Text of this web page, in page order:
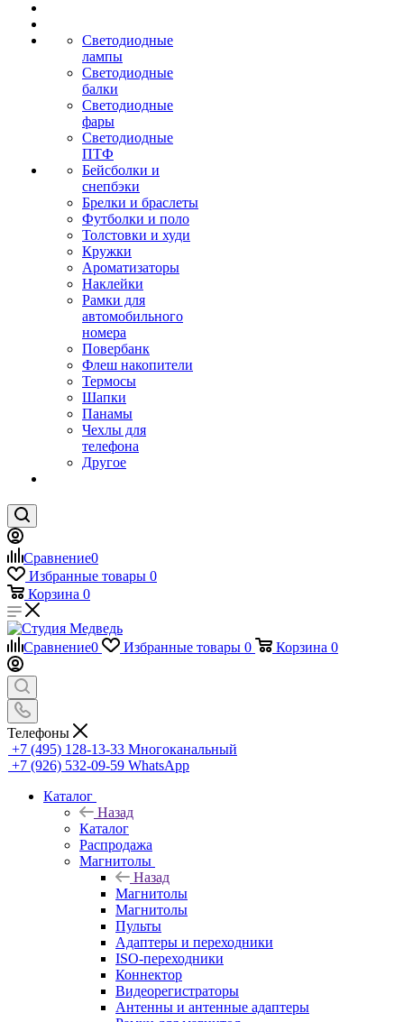
Светодиодные
лампы
Светодиодные
балки
Светодиодные
фары
Светодиодные
ПТФ
Бейсболки и
снепбэки
Брелки и браслеты
Футболки и поло
Толстовки и худи
Кружки
Ароматизаторы
Наклейки
Рамки для
автомобильного
номера
Повербанк
Флеш накопители
Термосы
Шапки
Панамы
Чехлы для
телефона
Другое
Сравнение0
Избранные товары 0
Корзина 0
Сравнение0 Избранные товары 0 Корзина 0
Телефоны
+7 (495) 128-13-33 Многоканальный
+7 (926) 532-09-59 WhatsApp
Каталог
Назад
Каталог
Распродажа
Магнитолы
Назад
Магнитолы
Магнитолы
Пульты
Адаптеры и переходники
ISO-переходники
Коннектор
Видеорегистраторы
Антенны и антенные адаптеры